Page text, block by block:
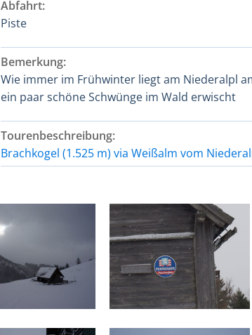
Abfahrt:
Piste
Bemerkung:
Wie immer im Frühwinter liegt am Niederalpl
ein paar schöne Schwünge im Wald erwischt
Tourenbeschreibung:
Brachkogel (1.525 m) via Weißalm vom